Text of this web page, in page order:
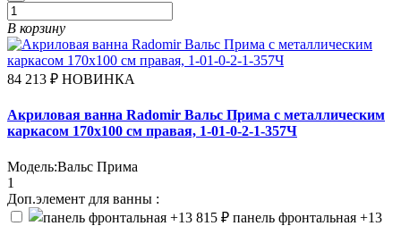
В корзину
84 213 ₽ НОВИНКА
Акриловая ванна Radomir Вальс Прима с металлическим
каркасом 170х100 см правая, 1-01-0-2-1-357Ч
Модель:Вальс Прима
1
Доп.элемент для ванны :
панель фронтальная +13